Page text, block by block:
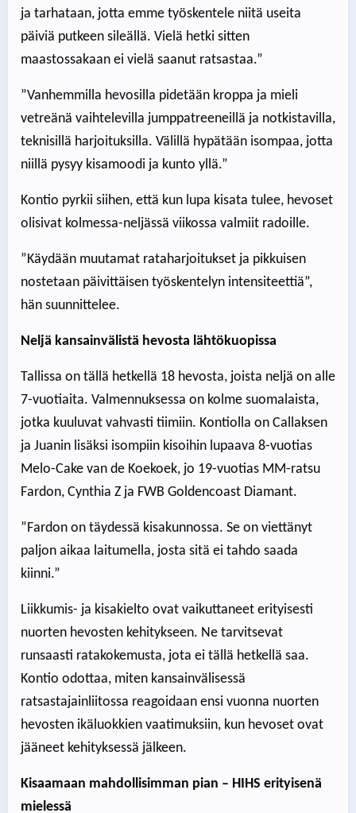
ja tarhataan, jotta emme työskentele niitä useita
päiviä putkeen sileällä. Vielä hetki sitten
maastossakaan ei vielä saanut ratsastaa.”
”Vanhemmilla hevosilla pidetään kroppa ja mieli
vetreänä vaihtelevilla jumppatreeneillä ja notkistavilla,
teknisillä harjoituksilla. Välillä hypätään isompaa, jotta
niillä pysyy kisamoodi ja kunto yllä.”
Kontio pyrkii siihen, että kun lupa kisata tulee, hevoset
olisivat kolmessa-neljässä viikossa valmiit radoille.
”Käydään muutamat rataharjoitukset ja pikkuisen
nostetaan päivittäisen työskentelyn intensiteettiä”,
hän suunnittelee.
Neljä kansainvälistä hevosta lähtökuopissa
Tallissa on tällä hetkellä 18 hevosta, joista neljä on alle
7-vuotiaita. Valmennuksessa on kolme suomalaista,
jotka kuuluvat vahvasti tiimiin. Kontiolla on Callaksen
ja Juanin lisäksi isompiin kisoihin lupaava 8-vuotias
Melo-Cake van de Koekoek, jo 19-vuotias MM-ratsu
Fardon, Cynthia Z ja FWB Goldencoast Diamant.
”Fardon on täydessä kisakunnossa. Se on viettänyt
paljon aikaa laitumella, josta sitä ei tahdo saada
kiinni.”
Liikkumis- ja kisakielto ovat vaikuttaneet erityisesti
nuorten hevosten kehitykseen. Ne tarvitsevat
runsaasti ratakokemusta, jota ei tällä hetkellä saa.
Kontio odottaa, miten kansainvälisessä
ratsastajainliitossa reagoidaan ensi vuonna nuorten
hevosten ikäluokkien vaatimuksiin, kun hevoset ovat
jääneet kehityksessä jälkeen.
Kisaamaan mahdollisimman pian – HIHS erityisenä
mielessä